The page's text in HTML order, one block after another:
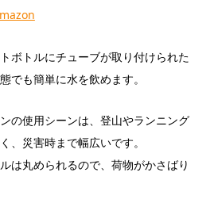
ボトルにチューブが取り付けられた
でも簡単に水を飲めます。
の使用シーンは、登山やランニング
、災害時まで幅広いです。
は丸められるので、荷物がかさばり